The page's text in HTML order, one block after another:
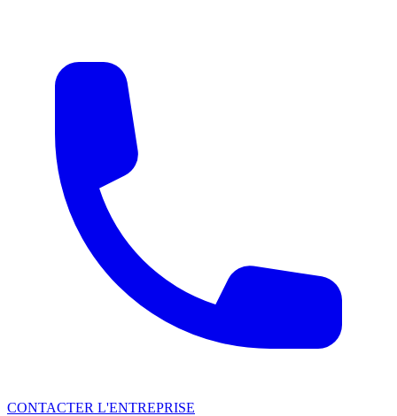
CONTACTER L'ENTREPRISE